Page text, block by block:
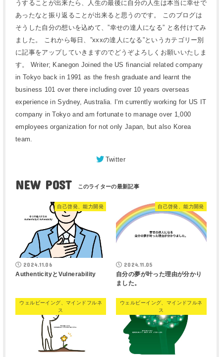
うすることが出来たら、人生の最後に自分の人生は本当に幸せで
あったなと振り返ることが出来ると思うのです。 このブログは
そうした自分の想いを込めて、”幸せの達人になる” と名付けてみ
ました。 これから毎日、”xxxの達人になる”というカテゴリー別
に記事をアップしていきますのでどうぞよろしくお願いいたしま
す。 Writer; Kanegon Joined the US financial related company
in Tokyo back in 1991 as the fresh graduate and learnt the
business 101 over there including over 10 years overseas
experience in Sydney, Australia. I'm currently working for US IT
company in Tokyo and am fortunate to manage over 1,000
employees organization for not only Japan, but also Korea
team.
Twitter
NEW POST
自己啓発、能力開発
2024.11.06
AuthenticityとVulnerability
自己啓発、能力開発
2024.11.05
自分の夢が叶った理由が分かり
ました。
ウェルビーイング、マインドフルネ
ス
ウェルビーイング、マインドフルネ
ス